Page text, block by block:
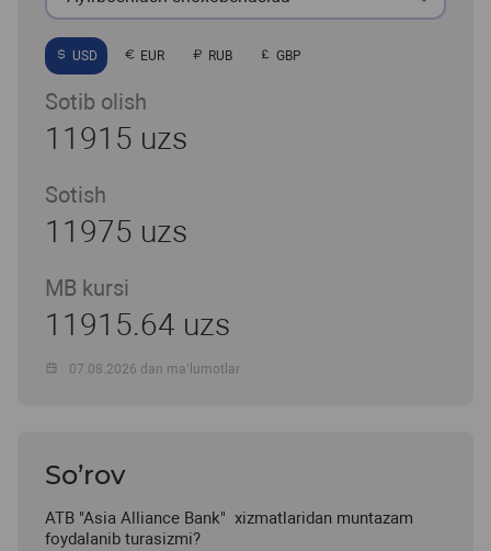
USD EUR RUB GBP
Sotib olish
11915 uzs
Sotish
11975 uzs
MB kursi
11915.64 uzs
07.08.2026 dan ma’lumotlar
So’rov
ATB "Asia Alliance Bank" xizmatlaridan muntazam
foydalanib turasizmi?